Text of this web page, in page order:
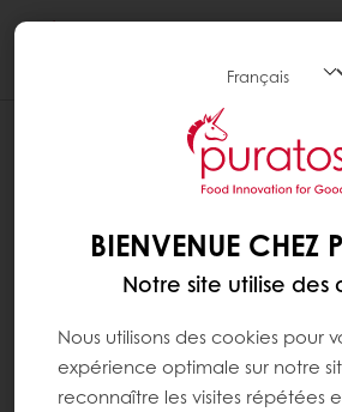
BIENVENUE CHEZ
Notre site utilise des
Nous utilisons des cookies pour
expérience optimale sur notre
reconnaître les visites répétées